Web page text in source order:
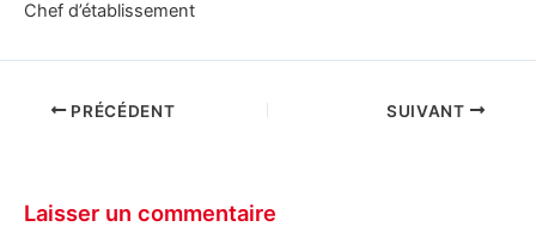
Chef d’établissement
PRÉCÉDENT SUIVANT
Laisser un commentaire